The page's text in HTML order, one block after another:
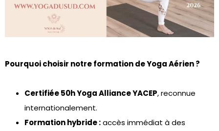
Pourquoi choisir notre formation de Yoga Aérien ?
Certifiée 50h Yoga Alliance YACEP, reconnue
internationalement.
Formation hybride :accès immédiat à des